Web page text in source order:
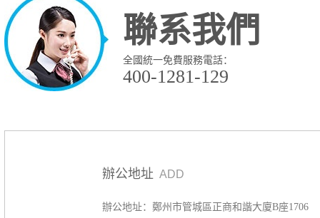
聯系我們
全國統一免費服務電話：
400-1281-129
辦公地址 ADD
辦公地址：鄭州市管城區正商和諧大廈B座1706